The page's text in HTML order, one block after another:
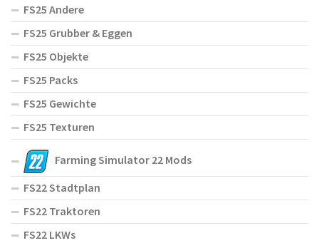
FS25 Andere
FS25 Grubber & Eggen
FS25 Objekte
FS25 Packs
FS25 Gewichte
FS25 Texturen
Farming Simulator 22 Mods
FS22 Stadtplan
FS22 Traktoren
FS22 LKWs